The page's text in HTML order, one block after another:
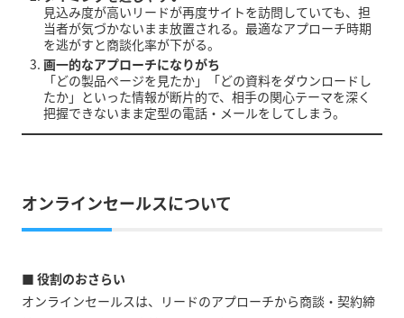
見込み度が高いリードが再度サイトを訪問していても、担
当者が気づかないまま放置される。最適なアプローチ時期
を逃がすと商談化率が下がる。
画一的なアプローチになりがち
「どの製品ページを見たか」「どの資料をダウンロードし
たか」といった情報が断片的で、相手の関心テーマを深く
把握できないまま定型の電話・メールをしてしまう。
オンラインセールスについて
■ 役割のおさらい
オンラインセールスは、リードのアプローチから商談・契約締